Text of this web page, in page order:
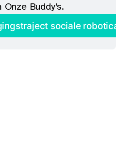
Buddy’s.
sociale